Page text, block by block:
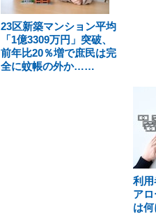
23区新築マンション平均
「1億3309万円」突破、
前年比20％増で庶民は完
全に蚊帳の外か……
利
ア
は